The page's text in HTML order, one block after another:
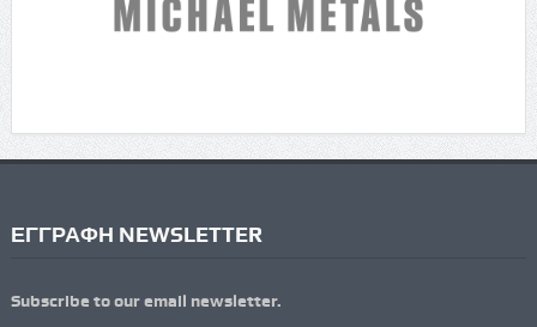
ΕΓΓΡΑΦΗ NEWSLETTER
Subscribe to our email newsletter.